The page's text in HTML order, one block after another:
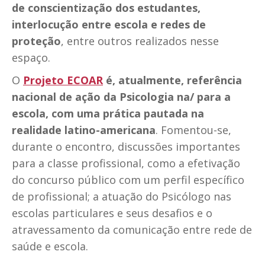
de conscientização dos estudantes,
interlocução entre escola e redes de
proteção, entre outros realizados nesse
espaço.
O Projeto ECOARé, atualmente, referência
nacional de ação da Psicologia na/ para a
escola, com uma prática pautada na
realidade latino-americana. Fomentou-se,
durante o encontro, discussões importantes
para a classe profissional, como a efetivação
do concurso público com um perfil específico
de profissional; a atuação do Psicólogo nas
escolas particulares e seus desafios e o
atravessamento da comunicação entre rede de
saúde e escola.